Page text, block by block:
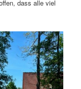
dass alle viel